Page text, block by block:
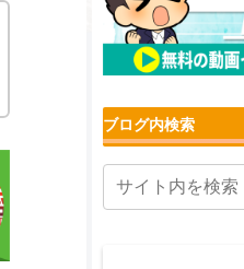
ブログ内検索